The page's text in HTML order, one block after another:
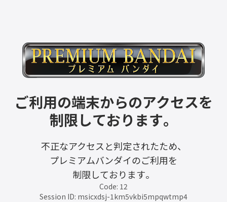
ご利用の端末からのアクセスを
制限しております。
不正なアクセスと判定されたため、
プレミアムバンダイのご利用を
制限しております。
Code: 12
Session ID: msicxdsj-1km5vkbi5mpqwtmp4